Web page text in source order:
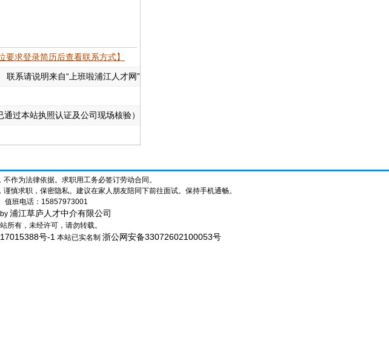
要求登录简历后查看联系方式】
联系请说明来自“上班啦浦江人才网”
通过本站执照认证及公司现场核验）
作为法律依据。求职用工务必签订劳动合同。
慎求职，保密隐私。建议在家人朋友陪同下前往面试。保持手机通畅。
值班电话：15857973001
浦江草庐人才中介有限公司
所有，未经许可，请勿转载。
号-1 本站已实名制 浙公网安备33072602100053号